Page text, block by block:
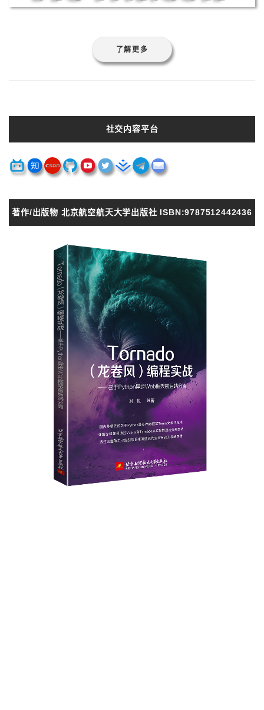
了解更多
社交内容平台
著作/出版物 北京航空航天大学出版社 ISBN:9787512442436